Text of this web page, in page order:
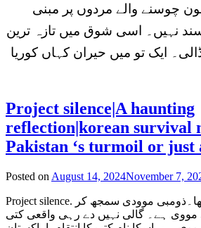
چوسنے والے مردوں پر مبنی
نہیں۔ اسی شوق میں تازہ ترین
ایک تو میں حیران کہاں کوریا
Project silence|A haunting
reflection|korean survival
Pakistan ‘s turmoil or just
Posted on August 14, 2024November 7,
Project silence. یہ فلم دیکھنے کا شوق تھا۔ذومبی موودی سمجھ کر
مووی ہے۔ گالی نہیں دے رہی واقعی کتی